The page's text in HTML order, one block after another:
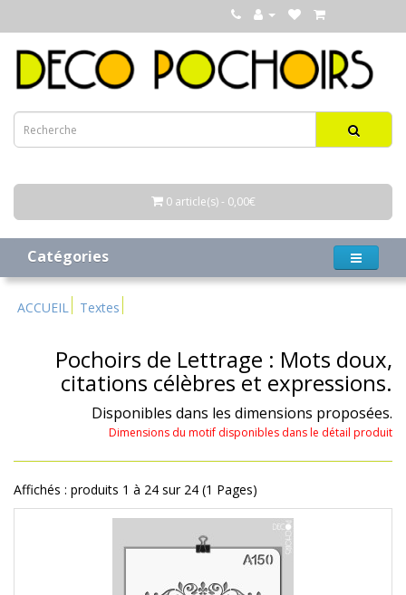
0 article(s) - 0,00€
Catégories
ACCUEIL Textes
Pochoirs de Lettrage : Mots doux,
citations célèbres et expressions.
Disponibles dans les dimensions proposées.
Dimensions du motif disponibles dans le détail produit
Affichés : produits 1 à 24 sur 24 (1 Pages)